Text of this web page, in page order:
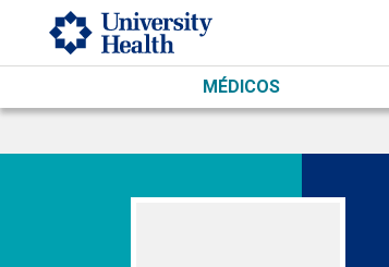
Skip to main content
MÉDICOS